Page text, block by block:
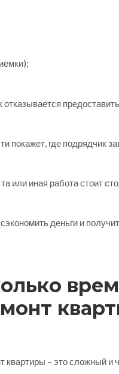
покажет, где подрядчик
или иная работа стоит
деньги и
квартиры – это сложный и